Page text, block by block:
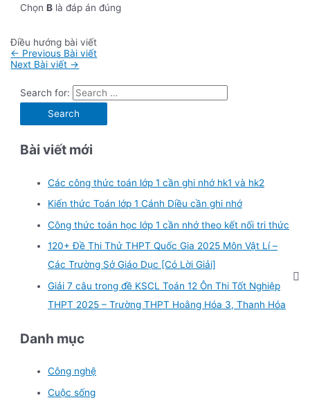
ChọnB là đáp án đúng
Điều hướng bài viết
← Previous Bài viết
Next Bài viết →
Search for:
Bài viết mới
Các công thức toán lớp 1 cần ghi nhớ hk1 và hk2
Kiến thức Toán lớp 1 Cánh Diều cần ghi nhớ
Công thức toán học lớp 1 cần nhớ theo kết nối tri thức
120+ Đề Thi Thử THPT Quốc Gia 2025 Môn Vật Lí –
Các Trường Sở Giáo Dục [Có Lời Giải]
Giải 7 câu trong đề KSCL Toán 12 Ôn Thi Tốt Nghiệp
THPT 2025 – Trường THPT Hoằng Hóa 3, Thanh Hóa
Danh mục
Công nghệ
Cuộc sống